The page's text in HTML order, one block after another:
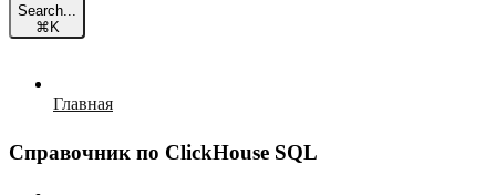
Search...
⌘ K
Главная
Справочник по ClickHouse SQL